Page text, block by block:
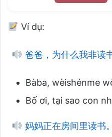
Ví dụ:
爸爸，为什么我非读
Bàba, wèishénme
Bố ơi, tại sao con
妈妈正在房间里读书。